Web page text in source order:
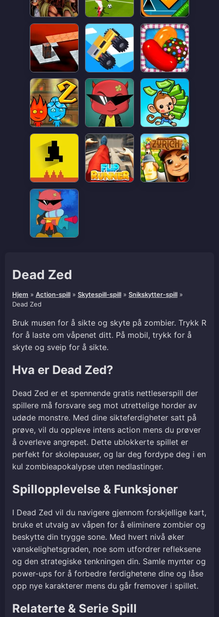
Dead Zed
Hjem » Action-spill » Skytespill-spill » Snikskytter-spill »
Dead Zed
Bruk musen for å sikte og skyte på zombier. Trykk R
for å laste om våpenet ditt. På mobil, trykk for å
skyte og sveip for å sikte.
Hva er Dead Zed?
Dead Zed er et spennende gratis nettleserspill der
spillere må forsvare seg mot utrettelige horder av
udøde monstre. Med dine sikteferdigheter satt på
prøve, vil du oppleve intens action mens du prøver
å overleve angrepet. Dette ublokkerte spillet er
perfekt for skolepauser, og lar deg fordype deg i en
kul zombieapokalypse uten nedlastinger.
Spillopplevelse & Funksjoner
I Dead Zed vil du navigere gjennom forskjellige kart,
bruke et utvalg av våpen for å eliminere zombier og
beskytte din trygge sone. Med hvert nivå øker
vanskelighetsgraden, noe som utfordrer refleksene
og den strategiske tenkningen din. Samle mynter og
power-ups for å forbedre ferdighetene dine og låse
opp nye karakterer mens du går fremover i spillet.
Relaterte & Serie Spill